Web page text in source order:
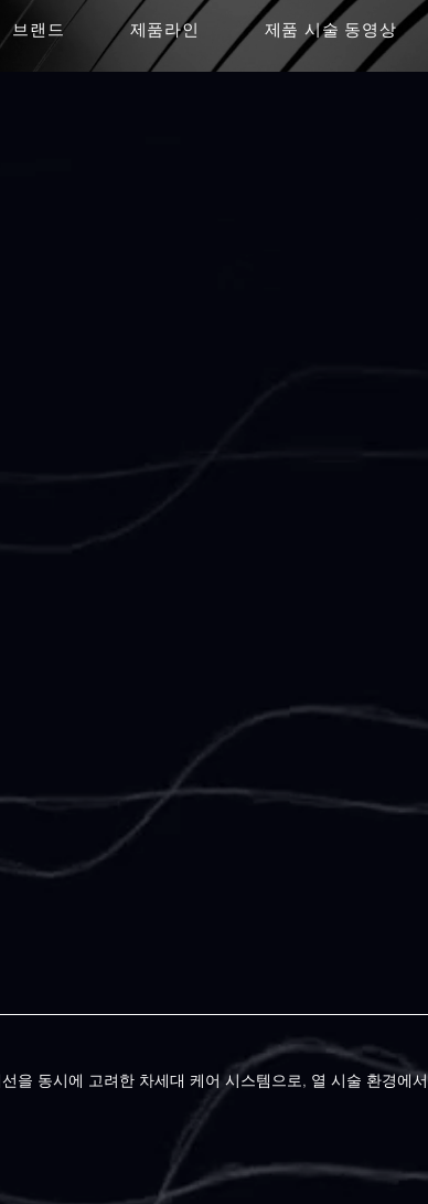
브랜드 제품라인 제품 시술 동영상
을 동시에 고려한 차세대 케어 시스템으로, 열 시술 환경에